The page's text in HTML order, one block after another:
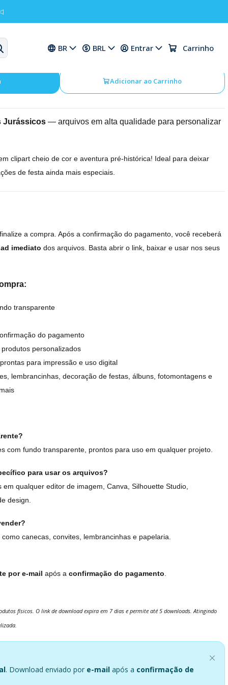
BR BRL Entrar Carrinho
Dinossauros Jurássicos
Adicionar ao Carrinho
Jurássicos — arquivos em alta qualidade para personalizar
clipart cheio de cor e aventura pré-histórica! Ideal para deixar
de festa ainda mais especiais.
a compra. Após a confirmação do pagamento, você receberá
imediato dos arquivos. Basta abrir o link, baixar e usar nos seus
transparente
do pagamento
personalizados
para impressão e uso digital
lembrancinhas, decoração de festas, álbuns, fotomontagens e
com fundo transparente, prontos para uso em qualquer projeto.
para usar os arquivos?
qualquer editor de imagem, Canva, Silhouette Studio,
design.
canecas, convites, lembrancinhas e papelaria.
por e-mail após a confirmação do pagamento.
físicos. O link de download expira em 7 dias e permite até 5 downloads. Atingindo
. Download enviado por e-mail após a confirmação de